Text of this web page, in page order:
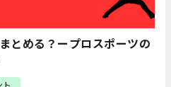
とめる？ープロスポーツの